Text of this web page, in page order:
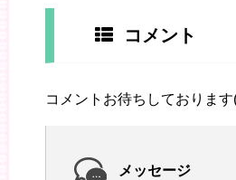
コメント
コメントお待ちしておりま
メッセージ